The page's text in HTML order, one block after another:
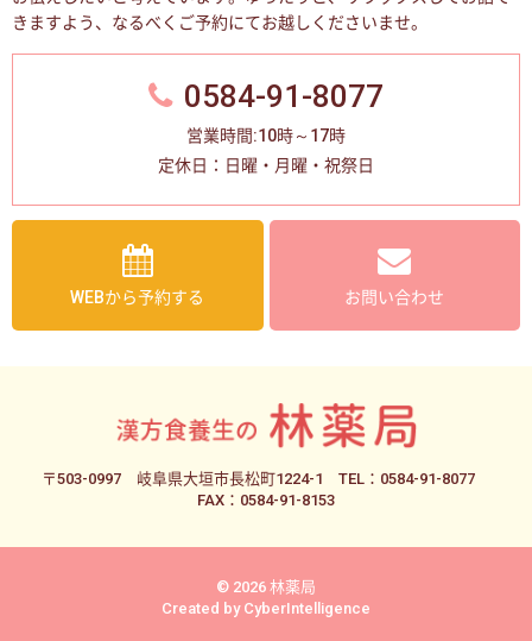
きますよう、なるべくご予約にてお越しくださいませ。
0584-91-8077
営業時間:10時～17時
定休日：日曜・月曜・祝祭日
WEBから予約する お問い合わせ
〒503-0997 岐阜県大垣市長松町1224-1
TEL：0584-91-8077
FAX：0584-91-8153
© 2026 林薬局
Created by CyberIntelligence